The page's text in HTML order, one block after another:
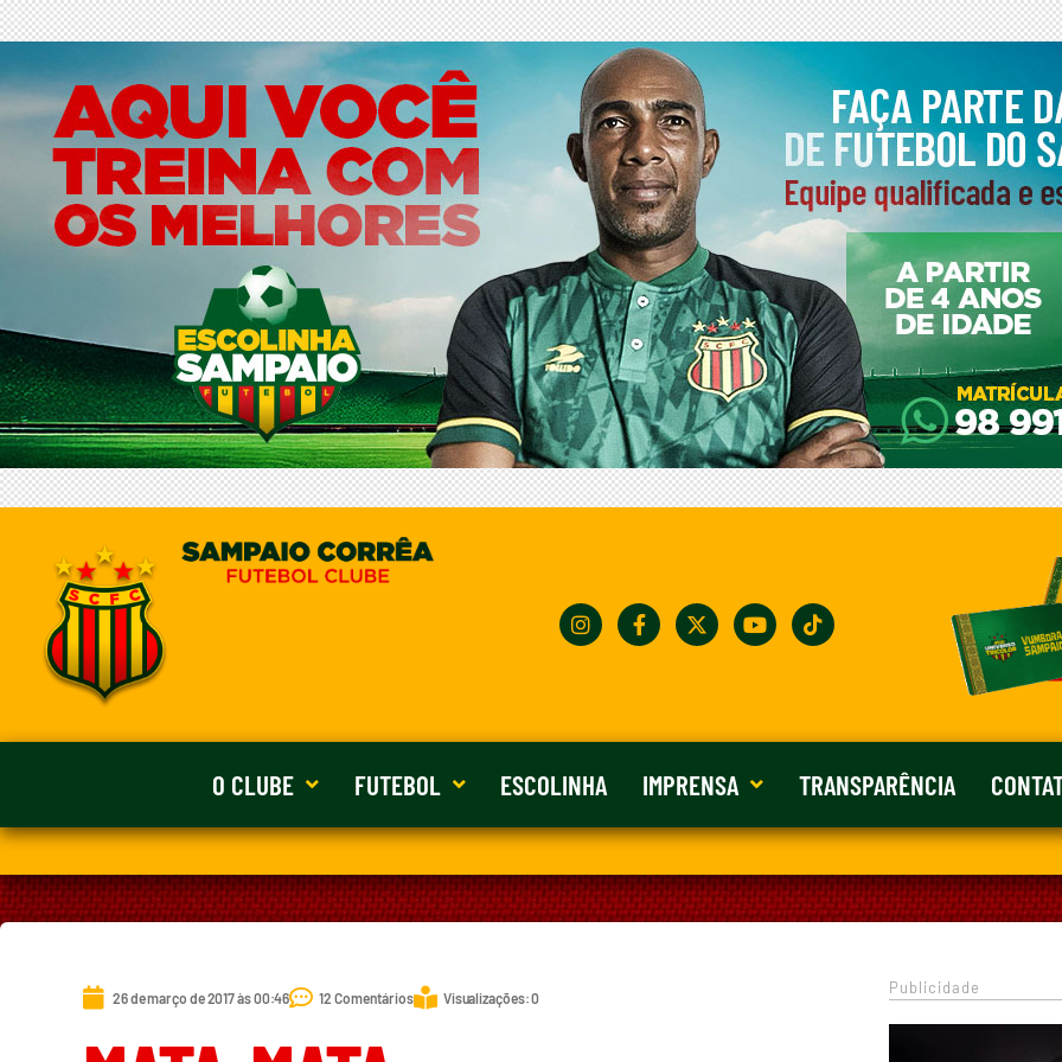
O CLUBE FUTEBOL ESCOLINHA IMPRENSA TRANSPARÊNCIA
26 de março de 2017 às 00:46 12 Comentários Visualizações: 0
Publicidade